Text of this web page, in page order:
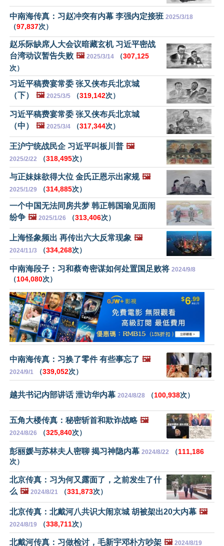
中南海传真：习赵冲突有内幕 李强内定接班 2025/3/18
（97,837次）
赵乐际缺席人大会议暗藏玄机 习近平密战
台湾动议暂告失败 🖼️ 2025/3/14 （307,125
次）
习近平稿费宴常委 张又侠布兵北京城
（下）
🖼️ 2025/3/5 （319,142次）
习近平稿费宴常委 张又侠布兵北京城
（中）
🖼️ 2025/3/4 （317,344次）
王沪宁统战民企 习近平叫板川普 🖼️
2025/2/22 （318,495次）
与正妹妹欲得大位 金氏正恩示出家规 🖼️
2025/1/29 （314,885次）
一个中国无法同房共梦 韩正韩国瑜见面闹
纷争 🖼️ 2025/1/26 （313,406次）
上海怪象频出 再传出六大反常现象 🖼️
2024/11/3 （334,268次）
中南海段子：习和蔡奇密谋如何处置国足败将 2024/9/8
（104,080次）
中南海传真：习换了零件 有些事忘了 🖼️
2024/9/1 （339,052次）
越共书记内部讲话 泄访华内幕 2024/8/28 （100,938次）
五角大楼传真：秘密斩首和欺诈战略 🖼️
2024/8/26 （325,840次）
彭丽媛与苏林夫人密聊 揭习神隐内幕 2024/8/22 （111,186
次）
北京传真：习为何又露面了，之前发生了什
么 🖼️ 2024/8/21 （331,873次）
北京传真：北戴河八共识大闹京城 胡被架出20大内幕 🖼️
2024/8/19 （338,711次）
北戴河传真：习做检讨，毛新宇邓朴方吵架 🖼️ 2024/8/19